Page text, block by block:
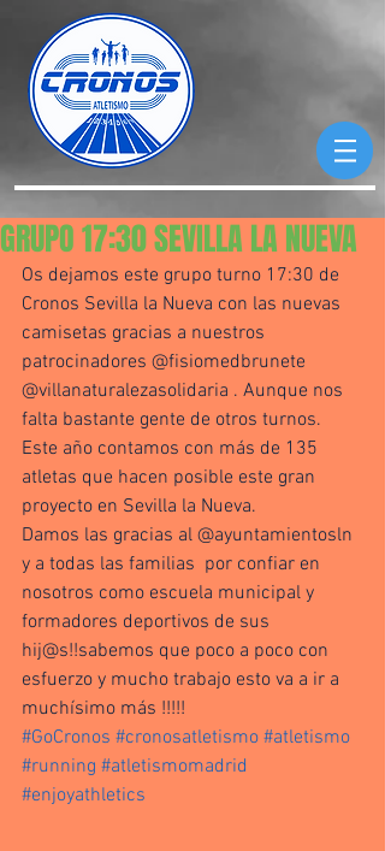
GRUPO 17:30 SEVILLA LA NUEVA
Os dejamos este grupo turno 17:30 de
Cronos Sevilla la Nueva con las nuevas
camisetas gracias a nuestros
patrocinadores @fisiomedbrunete
@villanaturalezasolidaria . Aunque nos
falta bastante gente de otros turnos.
Este año contamos con más de 135
atletas que hacen posible este gran
proyecto en Sevilla la Nueva.
Damos las gracias al @ayuntamientosln
y a todas las familias  por confiar en
nosotros como escuela municipal y
formadores deportivos de sus
hij@s!!sabemos que poco a poco con
esfuerzo y mucho trabajo esto va a ir a
muchísimo más !!!!!
#GoCronos #cronosatletismo #atletismo
#running #atletismomadrid
#enjoyathletics